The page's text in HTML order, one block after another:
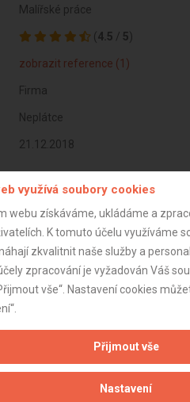
Malířské práce
(4.5 / 5)
zobrazit reference (1)
Firma
Neplátce
21.12.2018
využívá soubory cookies
webu získáváme, ukládáme a
K tomuto účelu využíváme
zkvalitnit naše služby a
zpracování je vyžadován Váš
vše“. Nastavení cookies
Přijmout vše
Nastavení